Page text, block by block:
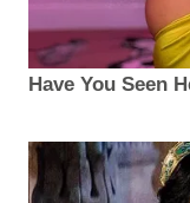
Have You Seen